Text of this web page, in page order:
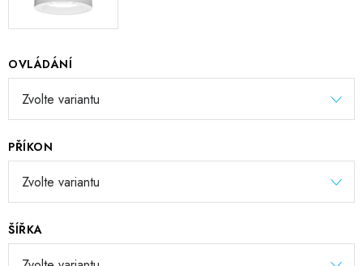
OVLÁDÁNÍ
PŘÍKON
ŠÍŘKA